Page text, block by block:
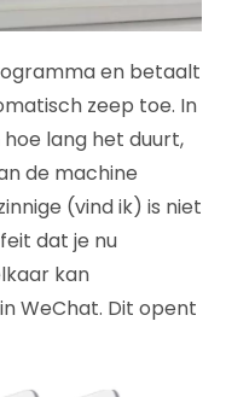
en betaalt
zeep toe. In
lang het duurt,
de machine
(vind ik) is niet
dat je nu
kan
WeChat. Dit opent